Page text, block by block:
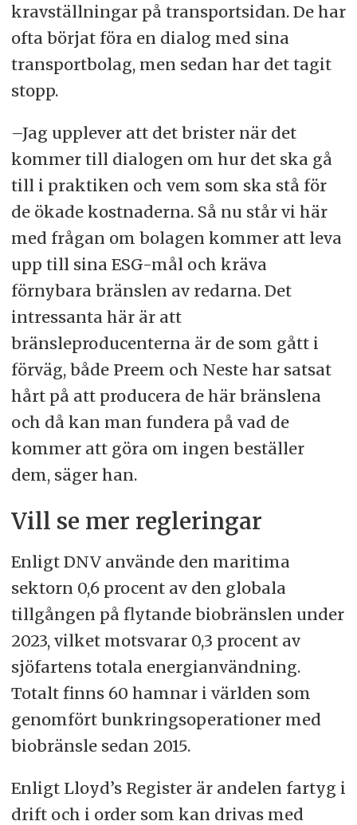
kravställningar på transportsidan. De har
ofta börjat föra en dialog med sina
transportbolag, men sedan har det tagit
stopp.
–Jag upplever att det brister när det
kommer till dialogen om hur det ska gå
till i praktiken och vem som ska stå för
de ökade kostnaderna. Så nu står vi här
med frågan om bolagen kommer att leva
upp till sina ESG-mål och kräva
förnybara bränslen av redarna. Det
intressanta här är att
bränsleproducenterna är de som gått i
förväg, både Preem och Neste har satsat
hårt på att producera de här bränslena
och då kan man fundera på vad de
kommer att göra om ingen beställer
dem, säger han.
Vill se mer regleringar
Enligt DNV använde den maritima
sektorn 0,6 procent av den globala
tillgången på flytande biobränslen under
2023, vilket motsvarar 0,3 procent av
sjöfartens totala energianvändning.
Totalt finns 60 hamnar i världen som
genomfört bunkringsoperationer med
biobränsle sedan 2015.
Enligt Lloyd’s Register är andelen fartyg i
drift och i order som kan drivas med